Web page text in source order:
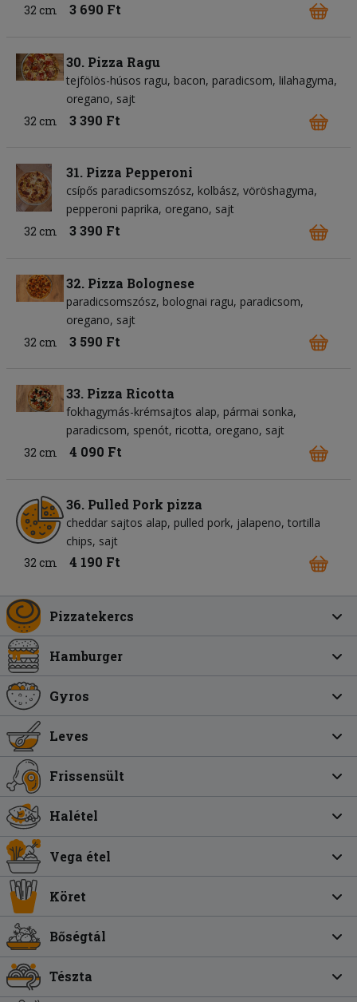
32 cm
3 690 Ft
30. Pizza Ragu
tejfölös-húsos ragu bacon paradicsom lilahagyma
oregano sajt
32 cm
3 390 Ft
31. Pizza Pepperoni
csípős paradicsomszósz kolbász vöröshagyma
pepperoni paprika oregano sajt
32 cm
3 390 Ft
32. Pizza Bolognese
paradicsomszósz bolognai ragu paradicsom
oregano sajt
32 cm
3 590 Ft
33. Pizza Ricotta
fokhagymás-krémsajtos alap pármai sonka
paradicsom spenót ricotta oregano sajt
32 cm
4 090 Ft
36. Pulled Pork pizza
cheddar sajtos alap pulled pork jalapeno tortilla
chips sajt
32 cm
4 190 Ft
Pizzatekercs
Hamburger
Gyros
Leves
Frissensült
Halétel
Vega étel
Köret
Bőségtál
Tészta